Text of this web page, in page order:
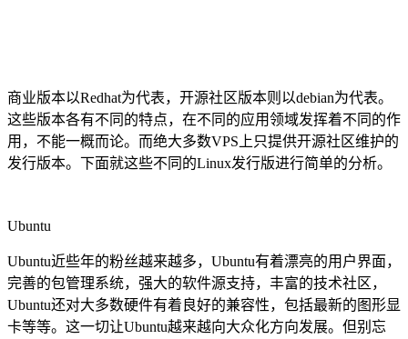
商业版本以Redhat为代表，开源社区版本则以debian为代表。
这些版本各有不同的特点，在不同的应用领域发挥着不同的作
用，不能一概而论。而绝大多数VPS上只提供开源社区维护的
发行版本。下面就这些不同的Linux发行版进行简单的分析。
Ubuntu
Ubuntu近些年的粉丝越来越多，Ubuntu有着漂亮的用户界面，
完善的包管理系统，强大的软件源支持，丰富的技术社区，
Ubuntu还对大多数硬件有着良好的兼容性，包括最新的图形显
卡等等。这一切让Ubuntu越来越向大众化方向发展。但别忘